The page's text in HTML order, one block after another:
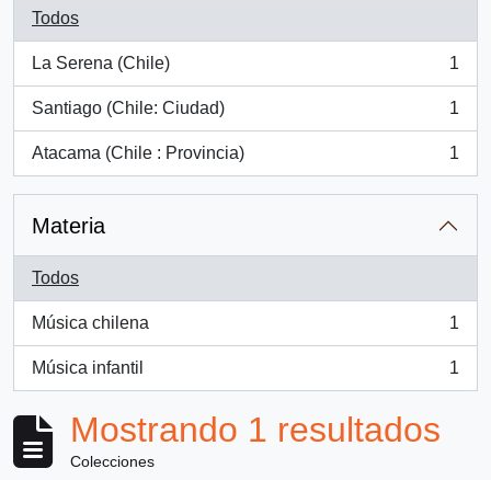
Todos
La Serena (Chile)
, 1 resultados
1
Santiago (Chile: Ciudad)
, 1 resultados
1
Atacama (Chile : Provincia)
, 1 resultados
1
Materia
Todos
Música chilena
, 1 resultados
1
Música infantil
, 1 resultados
1
Mostrando 1 resultados
Colecciones